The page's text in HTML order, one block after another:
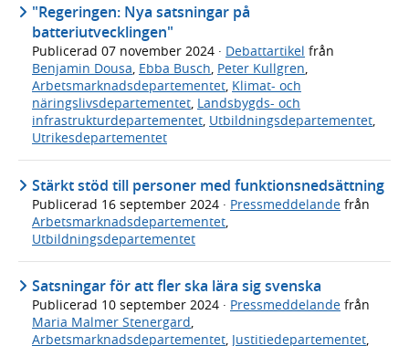
"Regeringen: Nya satsningar på
batteriutvecklingen"
Publicerad 07 november 2024 · Debattartikel från
Benjamin Dousa, Ebba Busch, Peter Kullgren,
Arbetsmarknadsdepartementet, Klimat- och
näringslivsdepartementet, Landsbygds- och
infrastrukturdepartementet, Utbildningsdepartementet,
Utrikesdepartementet
Stärkt stöd till personer med funktionsnedsättning
Publicerad 16 september 2024 · Pressmeddelande från
Arbetsmarknadsdepartementet
Utbildningsdepartementet
Satsningar för att fler ska lära sig svenska
Publicerad 10 september 2024 · Pressmeddelande från
Maria Malmer Stenergard,
Arbetsmarknadsdepartementet, Justitiedepartementet,